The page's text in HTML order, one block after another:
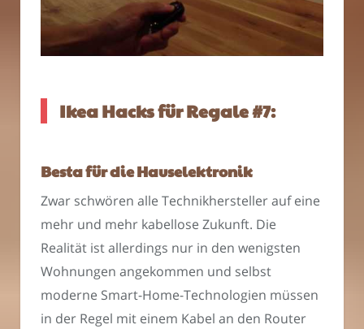
Ikea Hacks für Regale #7:
Besta für die Hauselektronik
Zwar schwören alle Technikhersteller auf eine
mehr und mehr kabellose Zukunft. Die
Realität ist allerdings nur in den wenigsten
Wohnungen angekommen und selbst
moderne Smart-Home-Technologien müssen
in der Regel mit einem Kabel an den Router